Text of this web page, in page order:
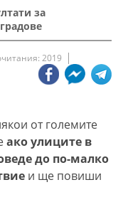
за
2019
от големите
ако улиците в
до по-малко
и ще повиши